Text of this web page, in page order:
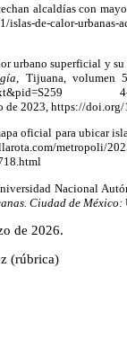
alcaldías con
de-calor-urbanas-
urbano superficial y
Tijuana, volumen
4-
de 2023, https://
oficial para ubicar
metropoli/
Nacional
Ciudad de México:
de 2026.
(rúbrica)